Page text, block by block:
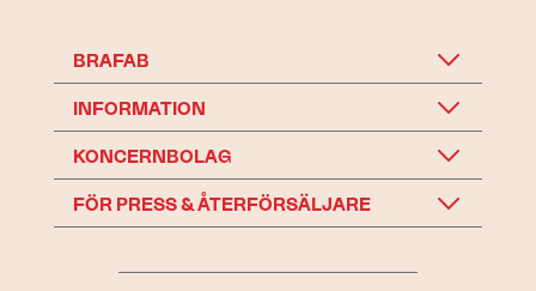
BRAFAB
INFORMATION
KONCERNBOLAG
FÖR PRESS & ÅTERFÖRSÄLJARE